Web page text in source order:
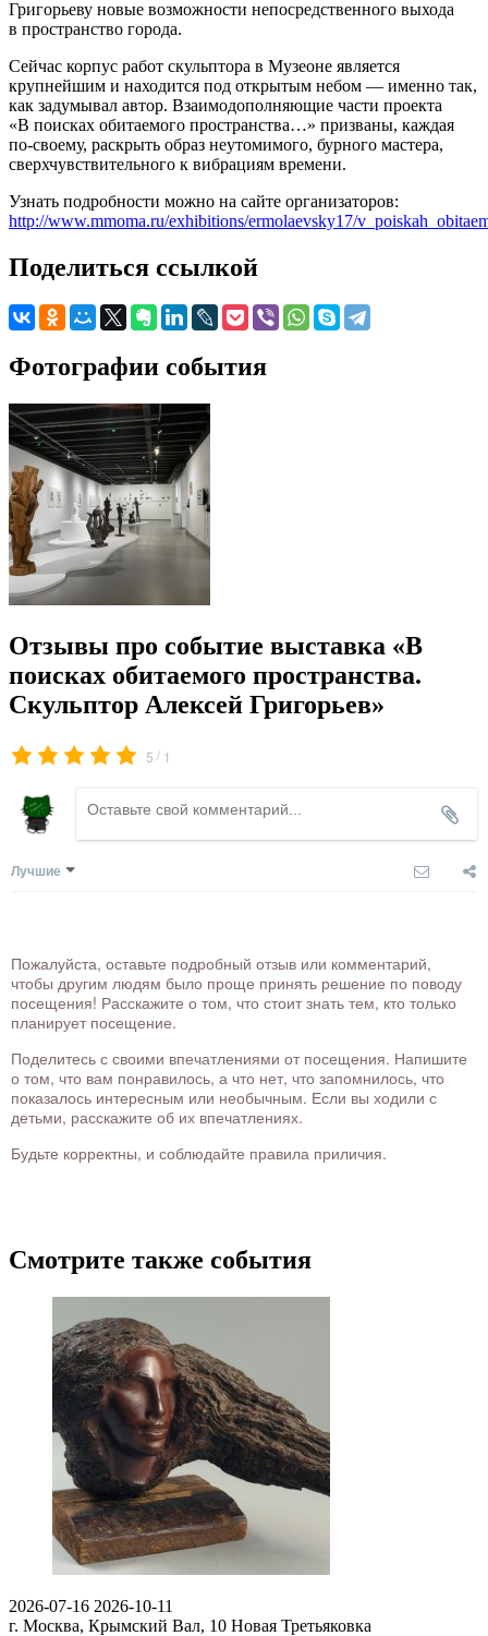
Григорьеву новые возможности непосредственного выхода
в пространство города.
Сейчас корпус работ скульптора в Музеоне является
крупнейшим и находится под открытым небом — именно так,
как задумывал автор. Взаимодополняющие части проекта
«В поисках обитаемого пространства…» призваны, каждая
по-своему, раскрыть образ неутомимого, бурного мастера,
сверхчувствительного к вибрациям времени.
Узнать подробности можно на сайте организаторов:
http://www.mmoma.ru/exhibitions/ermolaevsky17/
Поделиться ссылкой
Фотографии события
Отзывы про событие выставка «В
поисках обитаемого пространства.
Скульптор Алексей Григорьев»
5 / 1
Лучшие
Пожалуйста, оставьте подробный отзыв или комментарий,
чтобы другим людям было проще принять решение по поводу
посещения! Расскажите о том, что стоит знать тем, кто только
планирует посещение.
Поделитесь с своими впечатлениями от посещения. Напишите
о том, что вам понравилось, а что нет, что запомнилось, что
показалось интересным или необычным. Если вы ходили с
детьми, расскажите об их впечатлениях.
Будьте корректны, и соблюдайте правила приличия.
Смотрите также события
2026-07-16 2026-10-11
г. Москва, Крымский Вал, 10 Новая Третьяковка